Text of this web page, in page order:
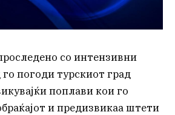
со интензивни
погоди турскиот град
поплави кои го
и предизвикаа штети